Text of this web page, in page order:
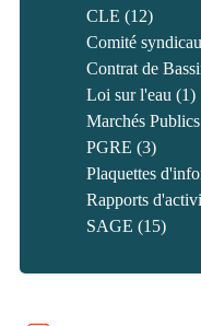
CLE (12)
Comité
Contrat de
Loi sur l'eau (1)
Marchés Publics
PGRE (3)
Plaquettes
Rapports
SAGE (15)